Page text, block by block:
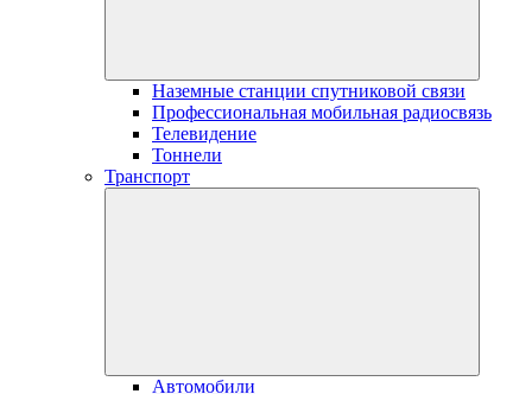
Наземные станции спутниковой связи
Профессиональная мобильная радиосвязь
Телевидение
Тоннели
Транспорт
Автомобили